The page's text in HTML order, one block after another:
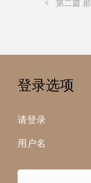
第二篇
登录选项
请登录
用户名